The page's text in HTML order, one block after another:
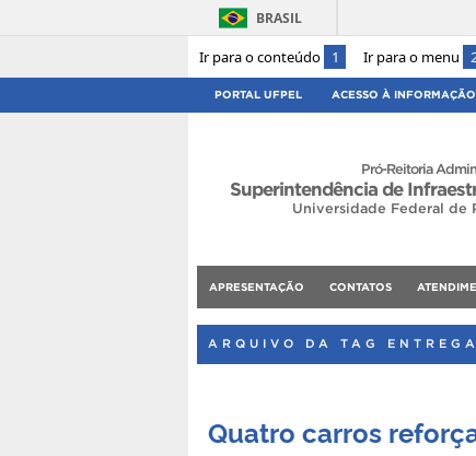
Ir para o conteúdo 1 Ir para o menu
BRASIL
PORTAL UFPEL ACESSO À INFORMAÇÃO
Pró-Reitoria
Superintendência de
Universidade Federal de
APRESENTAÇÃO CONTATOS
ARQUIVO DA TAG ENTREGA
Quatro carros